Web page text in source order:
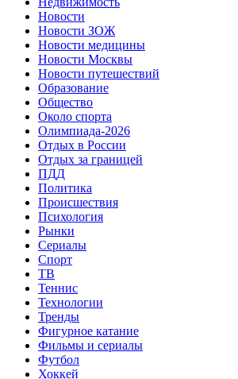
Новости
Новости ЗОЖ
Новости медицины
Новости Москвы
Новости путешествий
Образование
Общество
Около спорта
Олимпиада-2026
Отдых в России
Отдых за границей
ПДД
Политика
Происшествия
Психология
Рынки
Сериалы
Спорт
ТВ
Теннис
Технологии
Тренды
Фигурное катание
Фильмы и сериалы
Футбол
Хоккей